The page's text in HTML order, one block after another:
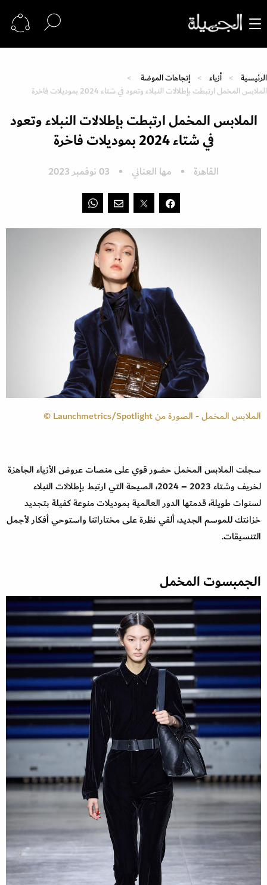
الرئيسية أزياء
إتجاهات الموضة
الملابس المخمل ارتبطت بإطلالات النبلاء وتعود في شتاء 2024 بموديلات فاخرة
الملابس المخمل ارتبطت بإطلالات النبلاء وتعود
في شتاء 2024 بموديلات فاخرة
القاهرة مها العناني 03 نوفمبر 2023
الملابس المخمل - الصورة من Launchmetrics/Spotlight ©
سجلت الملابس المخمل حضور قوي على منصات عروض الأزياء الجاهزة
لخريف وشتاء 2023 – 2024، الصيحة التي ارتبط بإطلالات النبلاء
لسنوات طويلة، قدمتها الدور العالمية بموديلات منوعة كفيلة بتجديد
خزانتك للموسم الجديد، ألقي نظرة على مختاراتنا واستوحي أفكار لأجمل
التنسيقات.
الجمبسوت المخمل